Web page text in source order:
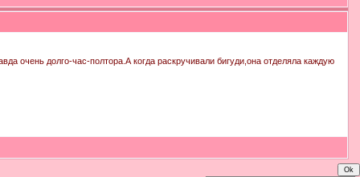
очень долго-час-полтора.А когда раскручивали бигуди,она отделяла каждую